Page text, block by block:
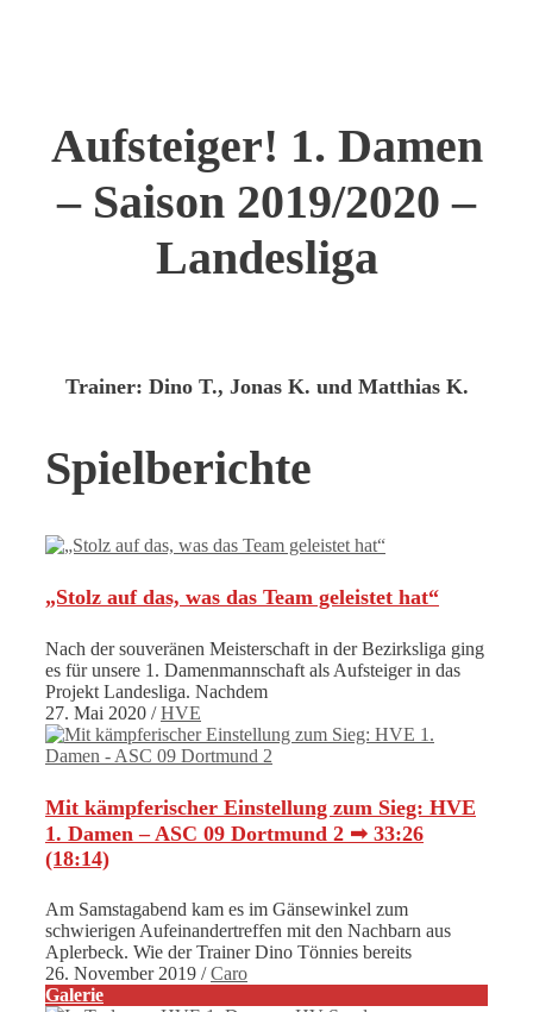
Aufsteiger! 1. Damen
– Saison 2019/2020 –
Landesliga
Trainer: Dino T., Jonas K. und Matthias K.
Spielberichte
„Stolz auf das, was das Team geleistet hat“
Nach der souveränen Meisterschaft in der Bezirksliga ging
es für unsere 1. Damenmannschaft als Aufsteiger in das
Projekt Landesliga. Nachdem
27. Mai 2020 /HVE
Mit kämpferischer Einstellung zum Sieg: HVE
1. Damen – ASC 09 Dortmund 2 ➟ 33:26
(18:14)
Am Samstagabend kam es im Gänsewinkel zum
schwierigen Aufeinandertreffen mit den Nachbarn aus
Aplerbeck. Wie der Trainer Dino Tönnies bereits
26. November 2019 /Caro
Galerie